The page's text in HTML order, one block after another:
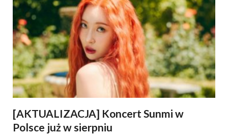
[AKTUALIZACJA] Koncert Sunmi w
Polsce już w sierpniu